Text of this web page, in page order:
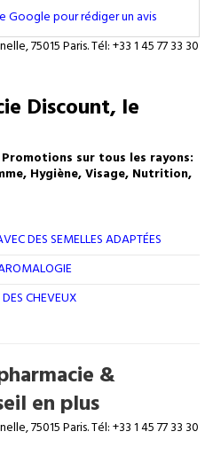
pour rédiger un avis
75015 Paris. Tél: +33 1 45 77 33 30
Discount, le
sur tous les rayons:
Hygiène, Visage, Nutrition,
DES SEMELLES ADAPTÉES
CHEVEUX
&
en plus
75015 Paris. Tél: +33 1 45 77 33 30